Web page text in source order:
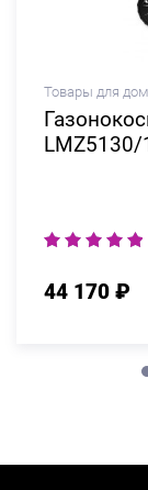
Товары для
LMZ5130/
44 170 ₽